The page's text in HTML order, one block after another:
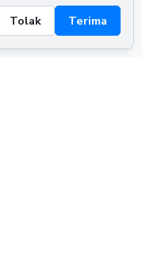
Tolak
Terima